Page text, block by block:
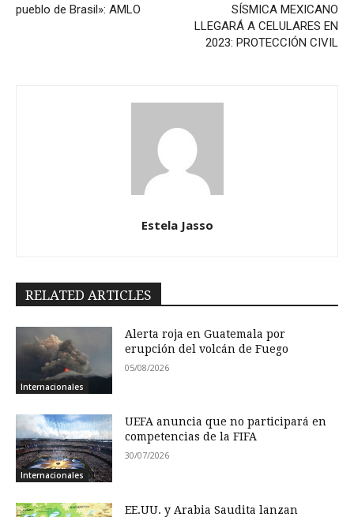
pueblo de Brasil»: AMLO
SÍSMICA MEXICANO
LLEGARÁ A CELULARES EN
2023: PROTECCIÓN CIVIL
Estela Jasso
RELATED ARTICLES
Internacionales
Alerta roja en Guatemala por
erupción del volcán de Fuego
05/08/2026
Internacionales
UEFA anuncia que no participará en
competencias de la FIFA
30/07/2026
EE.UU. y Arabia Saudita lanzan